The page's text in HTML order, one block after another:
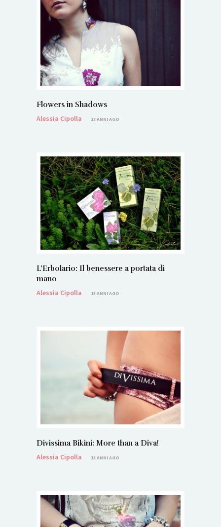
Flowers in Shadows
Alessia Cipolla
13 ANNI AGO
L’Erbolario: Il benessere a portata di
mano
Alessia Cipolla
13 ANNI AGO
Divissima Bikini: More than a Diva!
Alessia Cipolla
13 ANNI AGO